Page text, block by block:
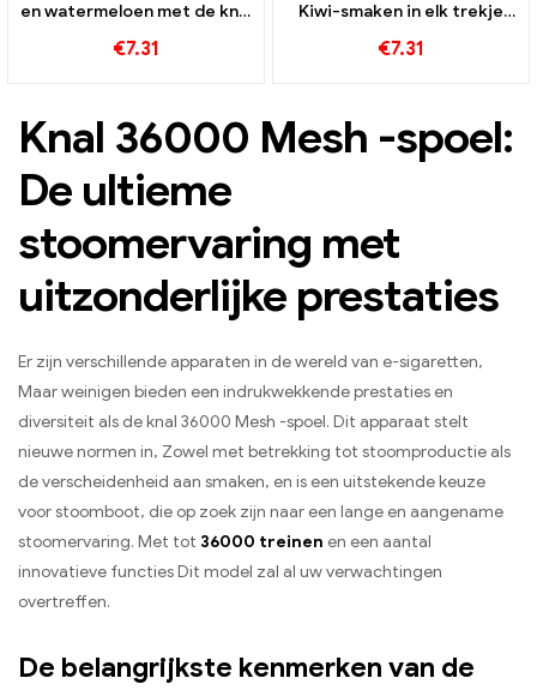
en watermeloen met de knal
sigaret en mesh-spiraal
€7.31
Kiwi-smaken in elk trekje
wegwerp e-sigaret voor
€7.31
Knal 36000 Mesh -spoel:
De ultieme
stoomervaring met
uitzonderlijke prestaties
Er zijn verschillende apparaten in de wereld van e-sigaretten,
Maar weinigen bieden een indrukwekkende prestaties en
diversiteit als de knal 36000 Mesh -spoel. Dit apparaat stelt
nieuwe normen in, Zowel met betrekking tot stoomproductie als
de verscheidenheid aan smaken, en is een uitstekende keuze
voor stoomboot, die op zoek zijn naar een lange en aangename
stoomervaring. Met tot 36000 treinen en een aantal
innovatieve functies Dit model zal al uw verwachtingen
overtreffen.
De belangrijkste kenmerken van de